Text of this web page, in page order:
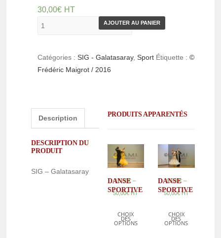
30,00€ HT
AJOUTER AU PANIER
Catégories :SIG - Galatasaray,Sport Étiquette :©
Frédéric Maigrot / 2016
Description
DESCRIPTION DU
PRODUIT
SIG – Galatasaray
PRODUITS APPARENTÉS
DANSE
SPORTIVE
15,00€ –
50,00€ HT
CHOIX
DES
OPTIONS
DANSE
SPORTIVE
15,00€–
50,00€ HT
CHOIX
DES
OPTIONS